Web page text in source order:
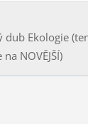
Ekologie
NOVĚJŠÍ)